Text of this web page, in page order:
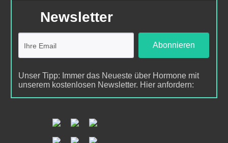
Newsletter
Abonnieren
Unser Tipp: Immer das Neueste über Hormone mit
unserem kostenlosen Newsletter. Hier anfordern: